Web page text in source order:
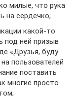
милые, что рука
на сердечко;
какой-то
под ней призыв
«Друзья, буду
пользователей
поставить
многие просто